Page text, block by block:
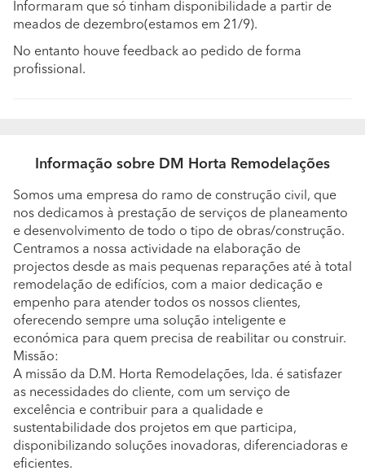
Informaram que só tinham disponibilidade a partir de
meados de dezembro(estamos em 21/9).
No entanto houve feedback ao pedido de forma
profissional.
Informação sobre DM Horta Remodelações
Somos uma empresa do ramo de construção civil, que
nos dedicamos à prestação de serviços de planeamento
e desenvolvimento de todo o tipo de obras/construção.
Centramos a nossa actividade na elaboração de
projectos desde as mais pequenas reparações até à total
remodelação de edifícios, com a maior dedicação e
empenho para atender todos os nossos clientes,
oferecendo sempre uma solução inteligente e
económica para quem precisa de reabilitar ou construir.
Missão:
A missão da D.M. Horta Remodelações, lda. é satisfazer
as necessidades do cliente, com um serviço de
excelência e contribuir para a qualidade e
sustentabilidade dos projetos em que participa,
disponibilizando soluções inovadoras, diferenciadoras e
eficientes.